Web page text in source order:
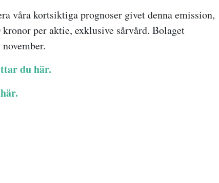
våra kortsiktiga prognoser givet denna emission,
per aktie, exklusive sårvård. Bolaget
du här.